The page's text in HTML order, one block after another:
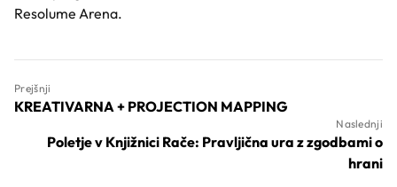
Resolume Arena.
Prejšnji
KREATIVARNA + PROJECTION MAPPING
Naslednji
Poletje v Knjižnici Rače: Pravljična ura z zgodbami o
hrani